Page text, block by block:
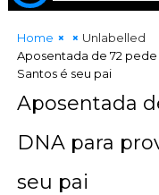
Home
Unlabelled
Aposentada de 72
Santos é seu pai
Aposentada
DNA para
seu pai